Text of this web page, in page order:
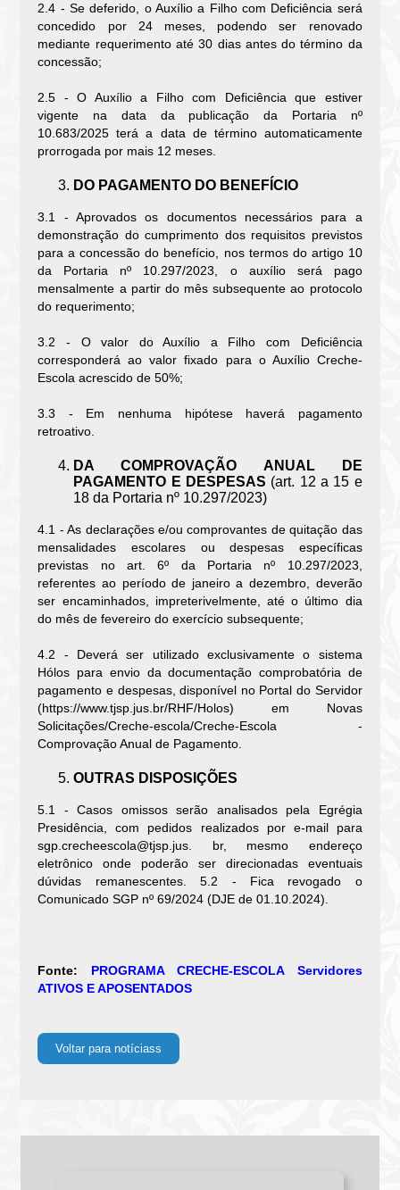
2.4 - Se deferido, o Auxílio a Filho com Deficiência será
concedido por 24 meses, podendo ser renovado
mediante requerimento até 30 dias antes do término da
concessão;
2.5 - O Auxílio a Filho com Deficiência que estiver
vigente na data da publicação da Portaria nº
10.683/2025 terá a data de término automaticamente
prorrogada por mais 12 meses.
DO PAGAMENTO DO BENEFÍCIO
3.1 - Aprovados os documentos necessários para a
demonstração do cumprimento dos requisitos previstos
para a concessão do benefício, nos termos do artigo 10
da Portaria nº 10.297/2023, o auxílio será pago
mensalmente a partir do mês subsequente ao protocolo
do requerimento;
3.2 - O valor do Auxílio a Filho com Deficiência
corresponderá ao valor fixado para o Auxílio Creche-
Escola acrescido de 50%;
3.3 - Em nenhuma hipótese haverá pagamento
retroativo.
DA COMPROVAÇÃO ANUAL DE
PAGAMENTO E DESPESAS (art. 12 a 15 e
18 da Portaria nº 10.297/2023)
4.1 - As declarações e/ou comprovantes de quitação das
mensalidades escolares ou despesas específicas
previstas no art. 6º da Portaria nº 10.297/2023,
referentes ao período de janeiro a dezembro, deverão
ser encaminhados, impreterivelmente, até o último dia
do mês de fevereiro do exercício subsequente;
4.2 - Deverá ser utilizado exclusivamente o sistema
Hólos para envio da documentação comprobatória de
pagamento e despesas, disponível no Portal do Servidor
(https://www.tjsp.jus.br/RHF/Holos) em Novas
Solicitações/Creche-escola/Creche-Escola -
Comprovação Anual de Pagamento.
OUTRAS DISPOSIÇÕES
5.1 - Casos omissos serão analisados pela Egrégia
Presidência, com pedidos realizados por e-mail para
sgp.crecheescola@tjsp.jus. br, mesmo endereço
eletrônico onde poderão ser direcionadas eventuais
dúvidas remanescentes. 5.2 - Fica revogado o
Comunicado SGP nº 69/2024 (DJE de 01.10.2024).
Fonte: PROGRAMA CRECHE-ESCOLA Servidores
ATIVOS E APOSENTADOS
Voltar para notíciass